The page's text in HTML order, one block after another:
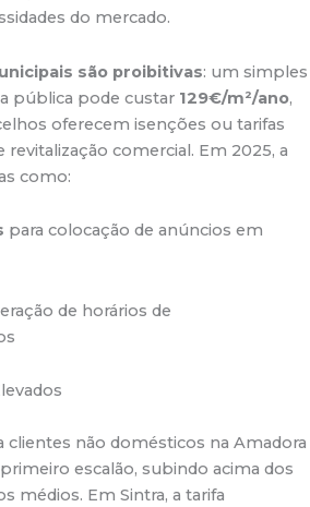
do mercado.
são proibitivas: um simples
pública pode custar 129€/m²/ano,
oferecem isenções ou tarifas
revitalização comercial. Em 2025, a
como:
para colocação de anúncios em
de horários de
clientes não domésticos na Amadora
escalão, subindo acima dos
médios. Em Sintra, a tarifa